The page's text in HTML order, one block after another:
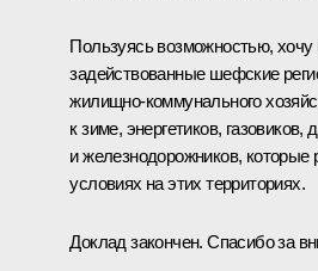
Пользуясь возможностью, хочу
задействованные шефские
жилищно-коммунального
к зиме, энергетиков, газовиков,
и железнодорожников, которые
условиях на этих территориях.
Доклад закончен. Спасибо за